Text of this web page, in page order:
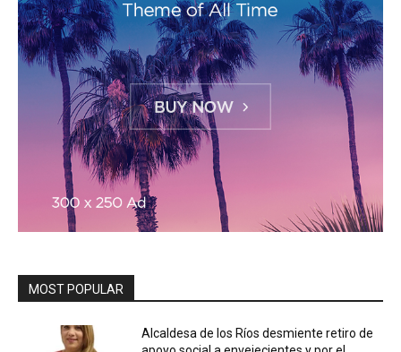
MOST POPULAR
Alcaldesa de los Ríos desmiente retiro de